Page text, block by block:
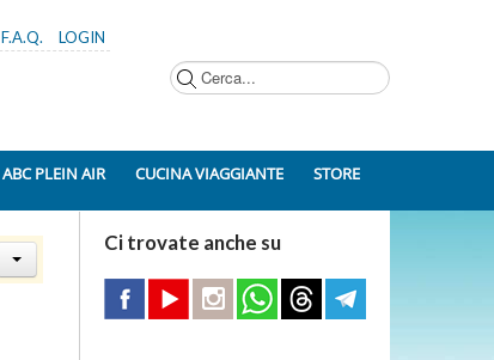
F.A.Q. LOGIN
ABC PLEIN AIR CUCINA VIAGGIANTE STORE
Ci trovate anche su